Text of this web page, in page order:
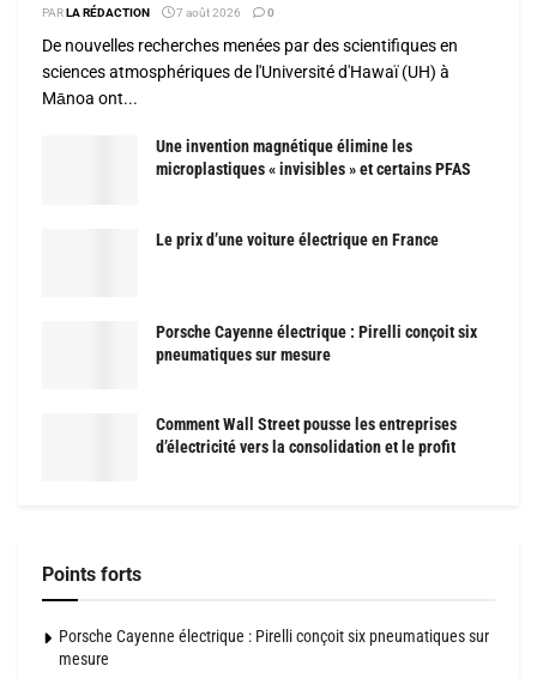
PARLA RÉDACTION 7 août 2026 0
De nouvelles recherches menées par des scientifiques en
sciences atmosphériques de l'Université d'Hawaï (UH) à
Mānoa ont...
Une invention magnétique élimine les
microplastiques « invisibles » et certains PFAS
Le prix d’une voiture électrique en France
Porsche Cayenne électrique : Pirelli conçoit six
pneumatiques sur mesure
Comment Wall Street pousse les entreprises
d’électricité vers la consolidation et le profit
Points forts
Porsche Cayenne électrique : Pirelli conçoit six pneumatiques sur
mesure